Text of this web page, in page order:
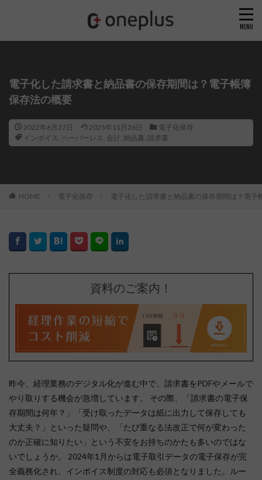
電子化した請求書と納品書の保存期間は？電子帳簿
保存法の概要
2022年6月27日 2025年11月26日
電子化保存
インボイス , ペーパーレス , 会計, 納品書 , 請求書
HOME 電子化保存 電子化した請求書と納品書の保存期間は？電子
資料のご案内！
昨今、経理業務のデジタル化が進む中で、請求書をPDFやメールで
やり取りする機会が急増しています。 その際、「請求書の電子保
存期間は何年？」「受け取ったデータは紙に出力して保存しても
大丈夫？」といった疑問や、「たび重なる法改正で何が変わった
のか正確に知りたい」という不安をお持ちのかたも多いのではな
いでしょうか。 2024年1月からは電子取引データの電子保存が完
全義務化され、インボイス制度の対応も必須となりました。ルー